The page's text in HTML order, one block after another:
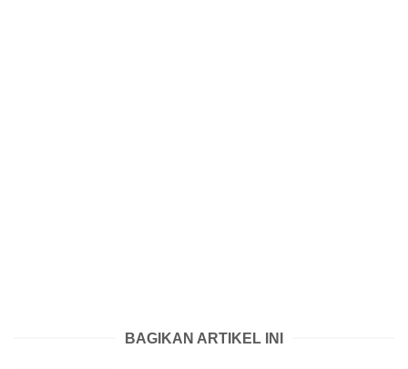
BAGIKAN ARTIKEL INI